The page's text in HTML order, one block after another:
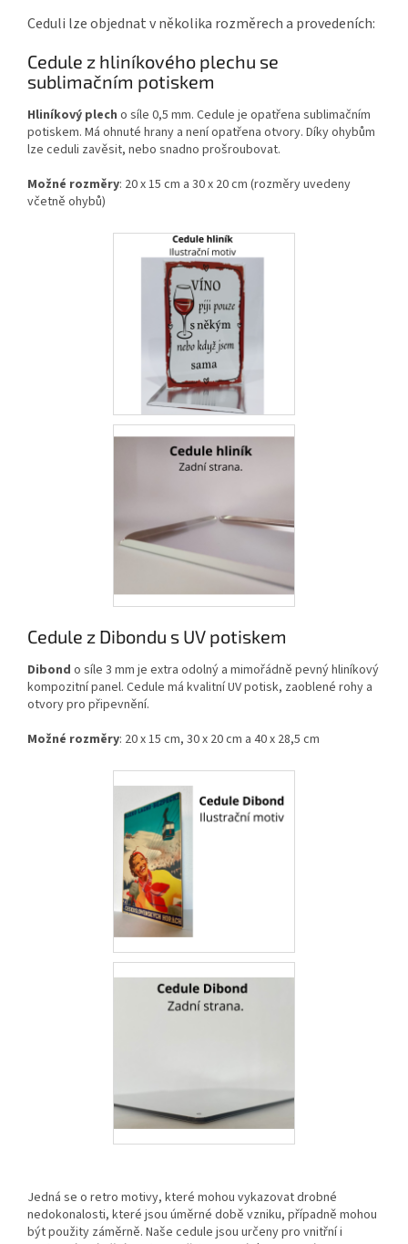
Ceduli lze objednat v několika rozměrech a provedeních:
Cedule z hliníkového plechu se
sublimačním potiskem
Hliníkový plech o síle 0,5 mm. Cedule je opatřena sublimačním
potiskem. Má ohnuté hrany a není opatřena otvory. Díky ohybům
lze ceduli zavěsit, nebo snadno prošroubovat.
Možné rozměry: 20 x 15 cm a 30 x 20 cm (rozměry uvedeny
včetně ohybů)
Cedule z Dibondu s UV potiskem
Dibond o síle 3 mm je extra odolný a mimořádně pevný hliníkový
kompozitní panel. Cedule má kvalitní UV potisk, zaoblené rohy a
otvory pro připevnění.
Možné rozměry: 20 x 15 cm, 30 x 20 cm a 40 x 28,5 cm
Jedná se o retro motivy, které mohou vykazovat drobné
nedokonalosti, které jsou úměrné době vzniku, případně mohou
být použity záměrně. Naše cedule jsou určeny pro vnitřní i